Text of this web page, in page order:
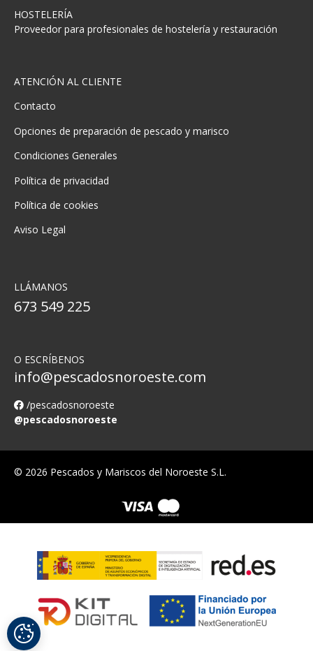
HOSTELERÍA
Proveedor para profesionales de hostelería y restauración
ATENCIÓN AL CLIENTE
Contacto
Opciones de preparación de pescado y marisco
Condiciones Generales
Política de privacidad
Política de cookies
Aviso Legal
LLÁMANOS
673 549 225
O ESCRÍBENOS
info@pescadosnoroeste.com
/pescadosnoroeste
@pescadosnoroeste
© 2026 Pescados y Mariscos del Noroeste S.L.